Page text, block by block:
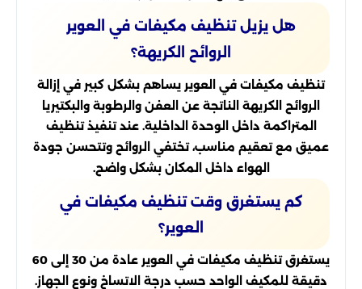
هل يزيل تنظيف مكيفات في العوير
الروائح الكريهة؟
تنظيف مكيفات في العوير يساهم بشكل كبير في إزالة
الروائح الكريهة الناتجة عن العفن والرطوبة والبكتيريا
المتراكمة داخل الوحدة الداخلية. عند تنفيذ تنظيف
عميق مع تعقيم مناسب، تختفي الروائح وتتحسن جودة
الهواء داخل المكان بشكل واضح.
كم يستغرق وقت تنظيف مكيفات في
العوير؟
يستغرق تنظيف مكيفات في العوير عادة من 30 إلى 60
دقيقة للمكيف الواحد حسب درجة الاتساخ ونوع الجهاز.